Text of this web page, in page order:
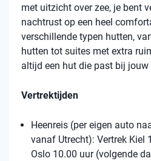
met uitzicht over zee, je bent
nachtrust op een heel
verschillende typen hutten,
hutten tot suites met extra
altijd een hut die past bij jouw
Vertrektijden
Heenreis (per eigen auto
vanaf Utrecht): Vertrek Kiel
Oslo 10.00 uur (volgende